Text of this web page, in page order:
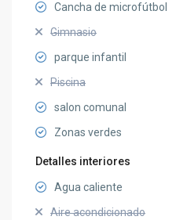
Cancha de microfútbol
Gimnasio
parque infantil
Piscina
salon comunal
Zonas verdes
Detalles interiores
Agua caliente
Aire acondicionado